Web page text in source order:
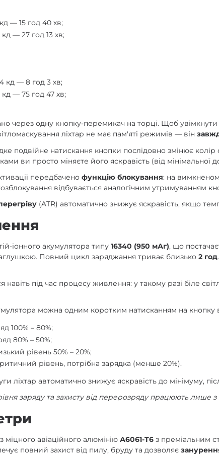
— 15 год 40 хв;
— 27 год 13 хв;
кд — 8 год 3 хв;
— 75 год 47 хв;
через одну кнопку-перемикач на торці. Щоб
ліхтар не має пам'яті режимів — він
подвійне натискання кнопки послідовно змінює
ви просто міняєте його яскравість (від мінімальної
передбаченофункцію блокування: на
відбувається аналогічним утримуванням
(ATR) автоматично знижує яскравість, якщо
іонного акумулятора типу 16340 (950 мАг), що
Повний цикл заряджання триває близько 2 год
навіть під час процесу живлення: у такому разі біле
можна одним коротким натисканням на кнопку
100% – 80%;
80% – 50%;
рівень 50% – 20%;
рівень, потрібна зарядка (менше 20%).
ліхтар автоматично знижує яскравість до мінімуму,
заряду та захисту від перерозряду працюють лише
авіаційного алюмініюА6061-T6з преміальним
повний захист від пилу, бруду та дозволяє